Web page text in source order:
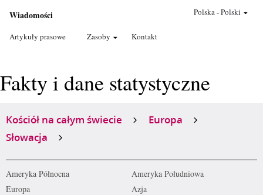
Wiadomości
Artykuły prasowe Zasoby Kontakt
Polska-Polski
Fakty i dane statystyczne
Kościół na całym świecie
Europa
Słowacja
Ameryka Północna
Ameryka Południowa
Europa
Azja